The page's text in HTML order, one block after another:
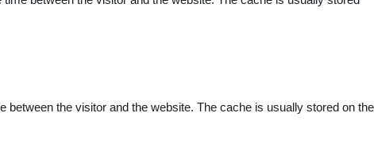
the visitor and the website. The cache is usually stored on the